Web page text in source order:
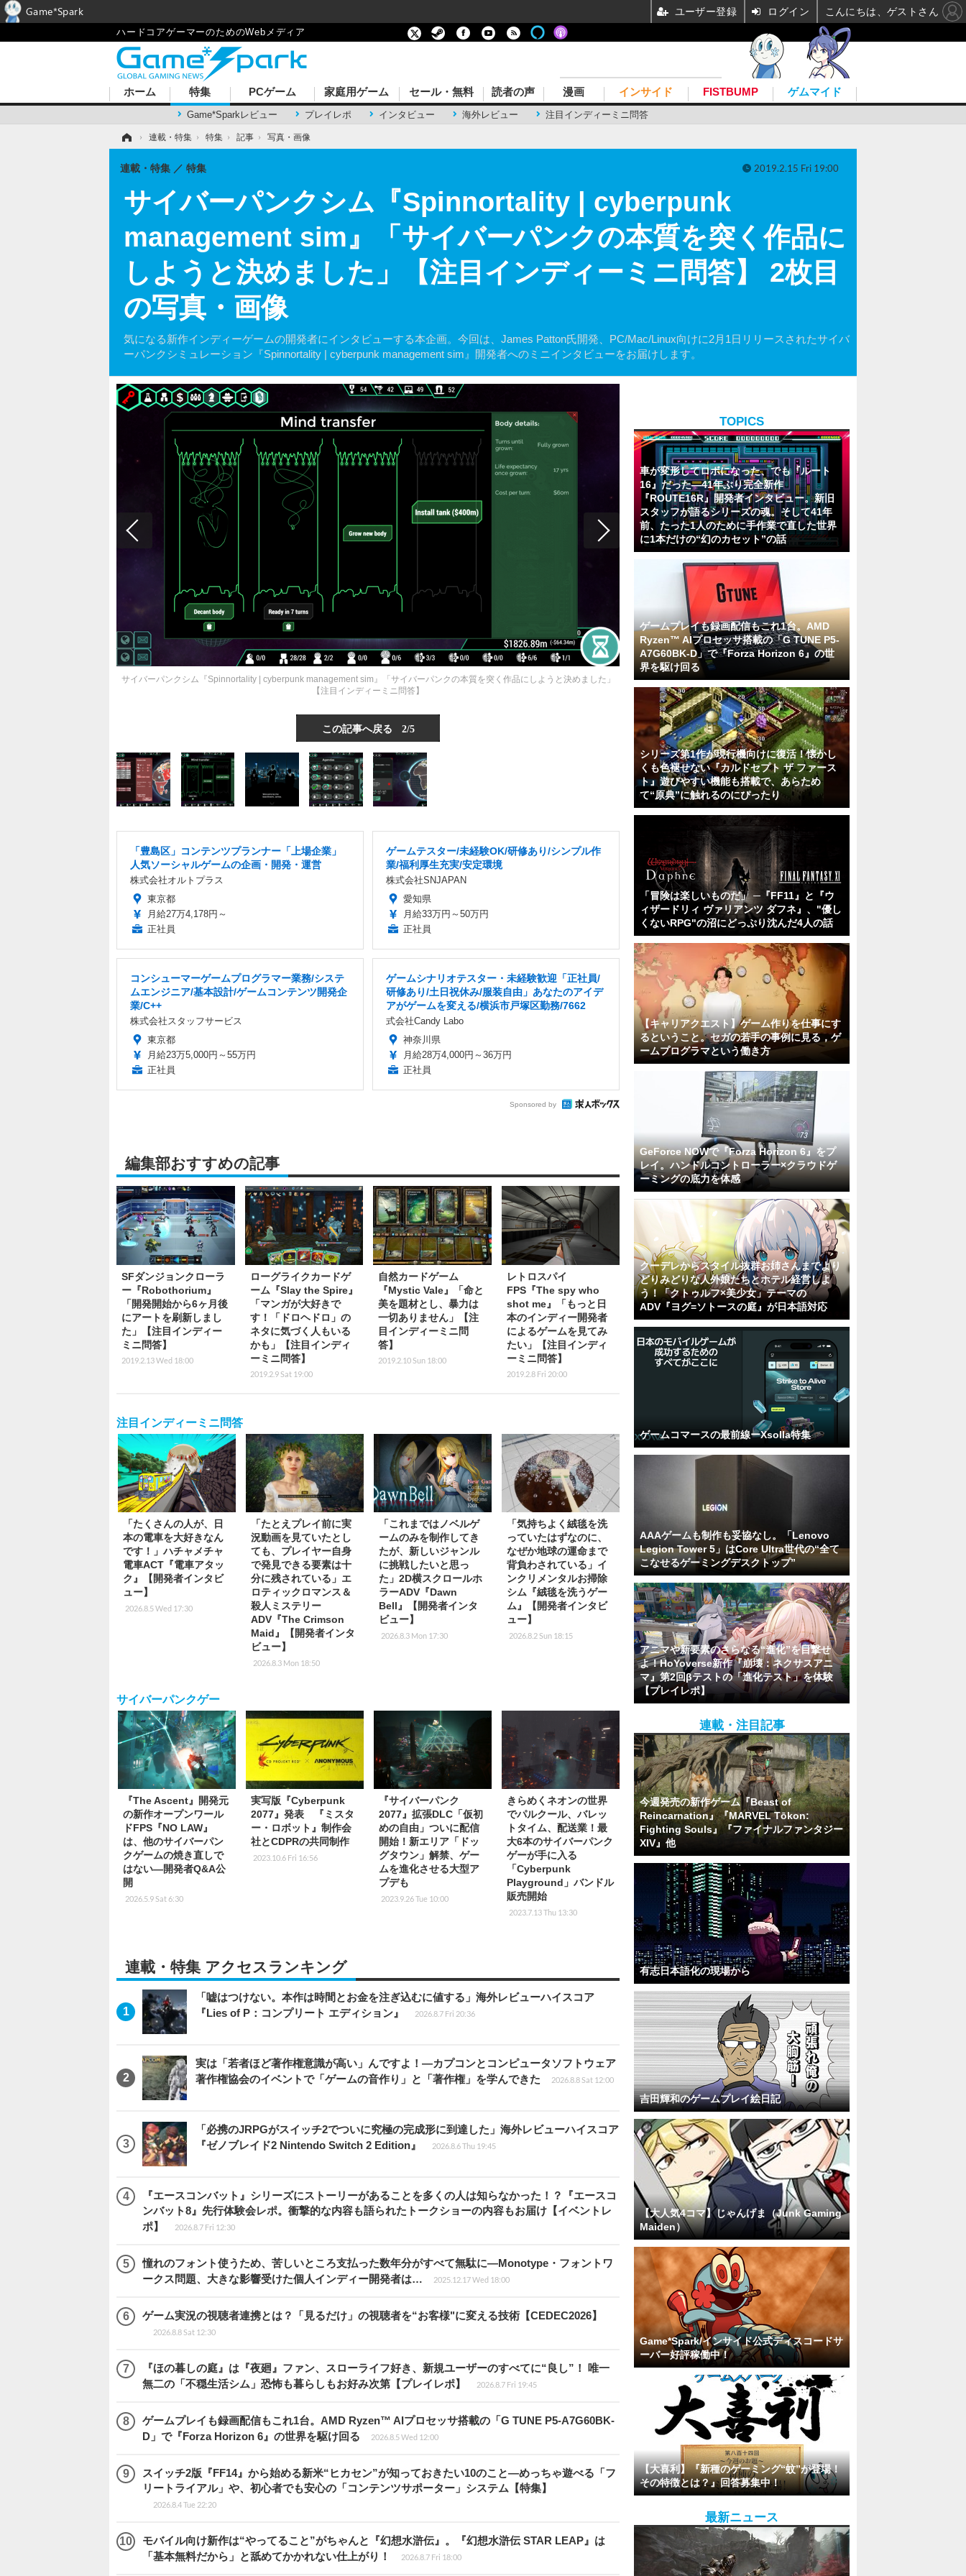
ハードコアゲーマーのためのWebメディア
ホーム 特集
Game*Sparkレビュー プレイレポ インタビュー 海外レビュー 注目インディーミニ問答
PCゲーム 家庭用ゲーム セール・無料 読者の声 漫画 インサイド FISTBUMP ゲムマイド
› 連載・特集 › 特集 › 記事 › 写真・画像
サイバーパンクシム『Spinnortality | cyberpunk
management sim』「サイバーパンクの本質を突く作品に
しようと決めました」【注目インディーミニ問答】 2枚目
の写真・画像
気になる新作インディーゲームの開発者にインタビューする本企画。今回は、James Patton氏開発、PC/Mac/Linux向けに2月1日リリースされたサイバ
ーパンクシミュレーション『Spinnortality | cyberpunk management sim』開発者へのミニインタビューをお届けします。
連載・特集 特集 2019.2.15 Fri 19:00
サイバーパンクシム『Spinnortality | cyberpunk management sim』「サイバーパンクの本質を突く作品にしようと決めました」
【注目インディーミニ問答】
この記事へ戻る 2/5
「豊島区」コンテンツプランナー「上場企業」
人気ソーシャルゲームの企画・開発・運営
株式会社オルトプラス
東京都
月給27万4,178円～
正社員
ゲームテスター/未経験OK/研修あり/シンプル作
業/福利厚生充実/安定環境
株式会社SNJAPAN
愛知県
月給33万円～50万円
正社員
コンシューマーゲームプログラマー業務/システ
ムエンジニア/基本設計/ゲームコンテンツ開発企
業/C++
株式会社スタッフサービス
東京都
月給23万5,000円～55万円
正社員
ゲームシナリオテスター・未経験歓迎「正社員/
研修あり/土日祝休み/服装自由」あなたのアイデ
アがゲームを変える/横浜市戸塚区勤務/7662
式会社Candy Labo
神奈川県
月給28万4,000円～36万円
正社員
Sponsored by
編集部おすすめの記事
SFダンジョンクローラ
ー『Robothorium』
「開発開始から6ヶ月後
にアートを刷新しまし
た」【注目インディー
ミニ問答】
2019.2.13 Wed 18:00
ローグライクカードゲ
ーム『Slay the Spire』
「マンガが大好きで
す！「ドロヘドロ」の
ネタに気づく人もいる
かも」【注目インディ
ーミニ問答】
2019.2.9 Sat 19:00
自然カードゲーム
『Mystic Vale』「命と
美を題材とし、暴力は
一切ありません」【注
目インディーミニ問
答】
2019.2.10 Sun 18:00
レトロスパイ
FPS『The spy who
shot me』「もっと日
本のインディー開発者
によるゲームを見てみ
たい」【注目インディ
ーミニ問答】
2019.2.8 Fri 20:00
注目インディーミニ問答
「たくさんの人が、日
本の電車を大好きなん
です！」ハチャメチャ
電車ACT『電車アタッ
ク』【開発者インタビ
ュー】
2026.8.5 Wed 17:30
「たとえプレイ前に実
況動画を見ていたとし
ても、プレイヤー自身
で発見できる要素は十
分に残されている」エ
ロティックロマンス＆
殺人ミステリー
ADV『The Crimson
Maid』【開発者インタ
ビュー】
2026.8.3 Mon 18:50
「これまではノベルゲ
ームのみを制作してき
たが、新しいジャンル
に挑戦したいと思っ
た」2D横スクロールホ
ラーADV『Dawn
Bell』【開発者インタ
ビュー】
2026.8.3 Mon 17:30
「気持ちよく絨毯を洗
っていたはずなのに、
なぜか地球の運命まで
背負わされている」イ
ンクリメンタルお掃除
シム『絨毯を洗うゲー
ム』【開発者インタビ
ュー】
2026.8.2 Sun 18:15
サイバーパンクゲー
『The Ascent』開発元
の新作オープンワール
ドFPS『NO LAW』
は、他のサイバーパン
クゲームの焼き直しで
はない―開発者Q&A公
開
2026.5.9 Sat 6:30
実写版『Cyberpunk
2077』発表 『ミスタ
ー・ロボット』制作会
社とCDPRの共同制作
2023.10.6 Fri 16:56
『サイバーパンク
2077』拡張DLC「仮初
めの自由」ついに配信
開始！新エリア「ドッ
グタウン」解禁、ゲー
ムを進化させる大型ア
プデも
2023.9.26 Tue 10:00
きらめくネオンの世界
でパルクール、バレッ
トタイム、配送業！最
大6本のサイバーパンク
ゲーが手に入る
「Cyberpunk
Playground」バンドル
販売開始
2023.7.13 Thu 13:30
連載・特集 アクセスランキング
「嘘はつけない。本作は時間とお金を注ぎ込むに値する」海外レビューハイスコア
『Lies of P：コンプリート エディション』
2026.8.7 Fri 20:36
実は「若者ほど著作権意識が高い」んですよ！―カプコンとコンピュータソフトウェア
著作権協会のイベントで「ゲームの音作り」と「著作権」を学んできた
2026.8.8 Sat 12:00
「必携のJRPGがスイッチ2でついに究極の完成形に到達した」海外レビューハイスコア
『ゼノブレイド2 Nintendo Switch 2 Edition』
2026.8.6 Thu 19:45
『エースコンバット』シリーズにストーリーがあることを多くの人は知らなかった！？『エースコ
ンバット8』先行体験会レポ。衝撃的な内容も語られたトークショーの内容もお届け【イベントレ
ポ】
2026.8.7 Fri 12:30
憧れのフォント使うため、苦しいところ支払った数年分がすべて無駄に―Monotype・フォントワ
ークス問題、大きな影響受けた個人インディー開発者は…
2025.12.17 Wed 18:00
ゲーム実況の視聴者連携とは？「見るだけ」の視聴者を“お客様"に変える技術【CEDEC2026】
2026.8.8 Sat 12:30
『ほの暮しの庭』は『夜廻』ファン、スローライフ好き、新規ユーザーのすべてに“良し”！ 唯一
無二の「不穏生活シム」恐怖も暮らしもお好み次第【プレイレポ】
2026.8.7 Fri 19:45
ゲームプレイも録画配信もこれ1台。AMD Ryzen™ AIプロセッサ搭載の「G TUNE P5-A7G60BK-
D」で『Forza Horizon 6』の世界を駆け回る
2026.8.5 Wed 12:00
スイッチ2版『FF14』から始める新米“ヒカセン”が知っておきたい10のこと―めっちゃ遊べる「フ
リートライアル」や、初心者でも安心の「コンテンツサポーター」システム【特集】
2026.8.4 Tue 22:20
モバイル向け新作は“やってること”がちゃんと『幻想水滸伝』。『幻想水滸伝 STAR LEAP』は
「基本無料だから」と舐めてかかれない仕上がり！
2026.8.7 Fri 18:00
TOPICS
車が変形してロボになった、でも『ルート
16』だった―41年ぶり完全新作
『ROUTE16R』開発者インタビュー。新旧
スタッフが語るシリーズの魂。そして41年
前、たった1人のために手作業で直した世界
に1本だけの“幻のカセット”の話
ゲームプレイも録画配信もこれ1台。AMD
Ryzen™ AIプロセッサ搭載の「G TUNE P5-
A7G60BK-D」で『Forza Horizon 6』の世
界を駆け回る
シリーズ第1作が現行機向けに復活！懐かし
くも色褪せない『カルドセプト ザ ファース
ト』遊びやすい機能も搭載で、あらため
て“原典”に触れるのにぴったり
「冒険は楽しいものだ」 ─『FF11』と『ウ
ィザードリィ ヴァリアンツ ダフネ』、"優し
くないRPG"の沼にどっぷり沈んだ4人の話
【キャリアクエスト】ゲーム作りを仕事にす
るということ。セガの若手の事例に見る，ゲ
ームプログラマという働き方
GeForce NOWで『Forza Horizon 6』をプ
レイ。ハンドルコントローラー×クラウドゲ
ーミングの底力を体感
クーデレからスタイル抜群お姉さんまでより
どりみどりな人外娘たちとホテル経営しよ
う！「クトゥルフ×美少女」テーマの
ADV『ヨグ=ソトースの庭』が日本語対応
ゲームコマースの最前線ーXsolla特集
AAAゲームも制作も妥協なし。「Lenovo
Legion Tower 5」はCore Ultra世代の“全て
こなせるゲーミングデスクトップ”
アニマや新要素のさらなる“進化”を目撃せ
よ！HoYoverse新作『崩壊：ネクサスアニ
マ』第2回βテストの「進化テスト」を体験
【プレイレポ】
連載・注目記事
今週発売の新作ゲーム『Beast of
Reincarnation』『MARVEL Tōkon:
Fighting Souls』『ファイナルファンタジー
XIV』他
有志日本語化の現場から
吉田輝和のゲームプレイ絵日記
【大人気4コマ】じゃんげま（Junk Gaming
Maiden）
Game*Spark/インサイド公式ディスコードサ
ーバー好評稼働中！
【大喜利】『新種のゲーミング“蚊”が登場！
その特徴とは？』回答募集中！
最新ニュース
Game*Spark ユーザー登録 ログイン こんにちは、ゲストさん